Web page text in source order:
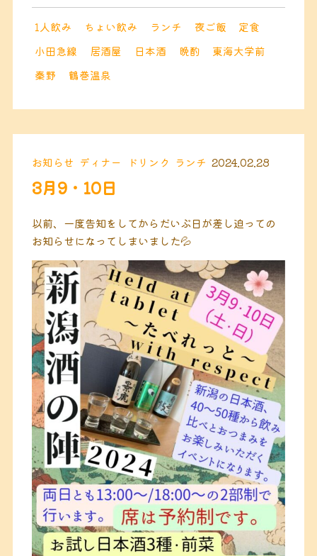
1人飲み ちょい飲み ランチ 夜ご飯
定食
小田急線
居酒屋 日本酒 晩酌
東海大学前
秦野
鶴巻温泉
お知らせ ディナー ドリンク ランチ 2024.02.28
3月9・10日
以前、一度告知をしてからだいぶ日が差し迫っての
お知らせになってしまいました💦